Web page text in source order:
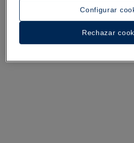
Configurar
Rechazar